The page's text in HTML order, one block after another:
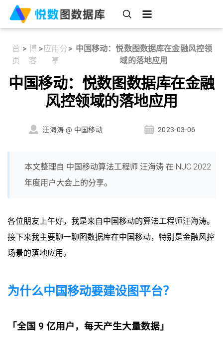
首
页
> 博
客
>应用分
享
> 中国移动：悦数图数据库在金融风控领
域的落地应用
中国移动：悦数图数据库在金融
风控领域的落地应用
汪海涛 @ 中国移动 2023-03-06
本文整理自 中国移动算法工程师 汪海涛 在 NUC 2022
年度用户大会上的分享。
各位朋友上午好，我是来自中国移动的算法工程师汪海涛。
接下来我主要聊一聊图数据库在中国移动，特别是金融风控
场景的落地应用。
为什么中国移动要建设图平台？
「全国 9 亿用户，每天产生大量数据」